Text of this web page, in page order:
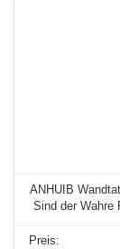
ANHUIB
Sind der Wahre